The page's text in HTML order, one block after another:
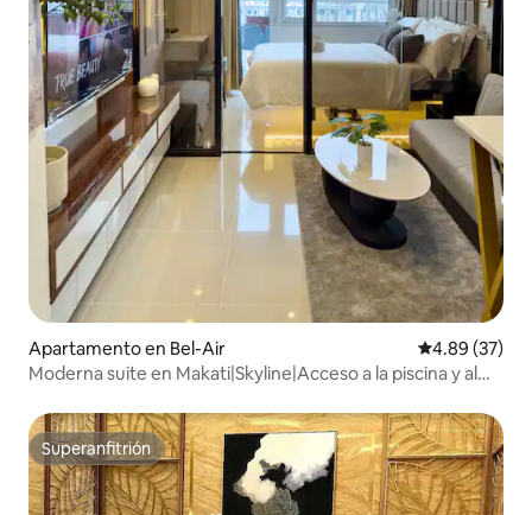
Apartamento en Bel-Air Calificación
4.89 (37)
Moderna suite en Makati|Skyline|Acceso a la piscina y al
Superanfitrión
Superanfitrión